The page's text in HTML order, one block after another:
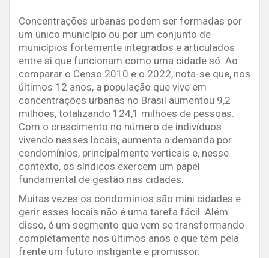
Concentrações urbanas podem ser formadas por
um único município ou por um conjunto de
municípios fortemente integrados e articulados
entre si que funcionam como uma cidade só. Ao
comparar o Censo 2010 e o 2022, nota-se que, nos
últimos 12 anos, a população que vive em
concentrações urbanas no Brasil aumentou 9,2
milhões, totalizando 124,1 milhões de pessoas.
Com o crescimento no número de indivíduos
vivendo nesses locais, aumenta a demanda por
condomínios, principalmente verticais e, nesse
contexto, os síndicos exercem um papel
fundamental de gestão nas cidades.
Muitas vezes os condomínios são mini cidades e
gerir esses locais não é uma tarefa fácil. Além
disso, é um segmento que vem se transformando
completamente nos últimos anos e que tem pela
frente um futuro instigante e promissor.